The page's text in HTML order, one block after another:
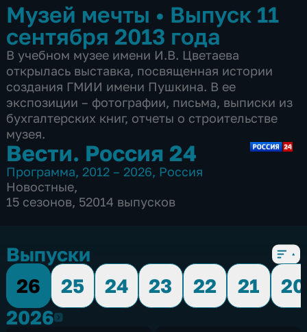
Музей мечты • Выпуск 11
сентября 2013 года
В учебном музее имени И.В. Цветаева
открылась выставка, посвященная истории
создания ГМИИ имени Пушкина. В ее
экспозиции – фотографии, письма, выписки из
бухгалтерских книг, отчеты о строительстве
музея.
Вести. Россия 24
Программа, 2012 – 2026, Россия
Новостные,
15 сезонов, 52014 выпусков
Выпуски
26
25 24 23 22 21
20
20262026